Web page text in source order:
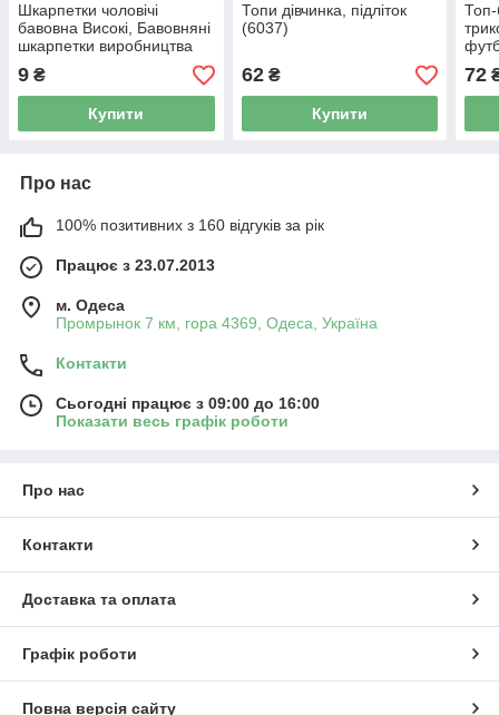
Шкарпетки чоловічі
бавовна Високі, Бавовняні
шкарпетки виробництва
9 ₴
Купити
Топи дівчинка, підліток
(6037)
62₴
Купити
72
Про нас
100% позитивних з 160 відгуків за рік
Працює з 23.07.2013
м. Одеса
Промрынок 7 км, гора 4369, Одеса, Україна
Контакти
Сьогодні працює з 09:00 до 16:00
Показати весь графік роботи
Про нас
Контакти
Доставка та оплата
Графік роботи
Повна версія сайту